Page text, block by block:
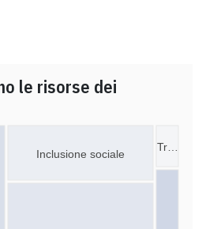
le risorse dei
Inclusione sociale
Tr…